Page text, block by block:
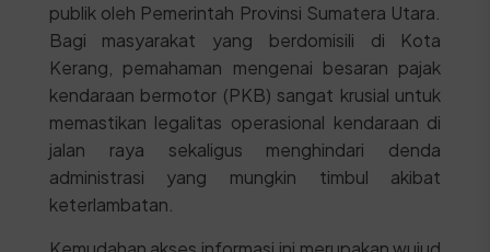
publik oleh Pemerintah Provinsi Sumatera Utara.
Bagi masyarakat yang berdomisili di Kota
Kerang, pemahaman mengenai besaran pajak
kendaraan bermotor (PKB) sangat krusial untuk
memastikan legalitas operasional kendaraan di
jalan raya sekaligus menghindari denda
administrasi yang mungkin timbul akibat
keterlambatan.